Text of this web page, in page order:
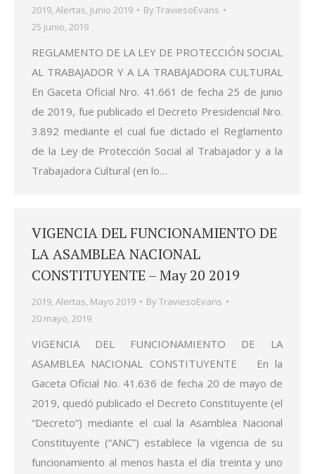
2019, Alertas, Junio 2019 ByTraviesoEvans
25 junio, 2019
REGLAMENTO DE LA LEY DE PROTECCIÓN SOCIAL
AL TRABAJADOR Y A LA TRABAJADORA CULTURAL
En Gaceta Oficial Nro. 41.661 de fecha 25 de junio
de 2019, fue publicado el Decreto Presidencial Nro.
3.892 mediante el cual fue dictado el Reglamento
de la Ley de Protección Social al Trabajador y a la
Trabajadora Cultural (en lo…
VIGENCIA DEL FUNCIONAMIENTO DE
LA ASAMBLEA NACIONAL
CONSTITUYENTE – May 20 2019
2019, Alertas, Mayo 2019 ByTraviesoEvans
20 mayo, 2019
VIGENCIA DEL FUNCIONAMIENTO DE LA
ASAMBLEA NACIONAL CONSTITUYENTE En la
Gaceta Oficial No. 41.636 de fecha 20 de mayo de
2019, quedó publicado el Decreto Constituyente (el
“Decreto”) mediante el cual la Asamblea Nacional
Constituyente (“ANC”) establece la vigencia de su
funcionamiento al menos hasta el día treinta y uno